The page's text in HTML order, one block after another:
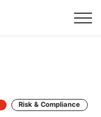
Risk & Compliance